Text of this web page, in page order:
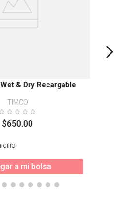
& Dry Recargable
TIMCO
$650.00
a mi bolsa